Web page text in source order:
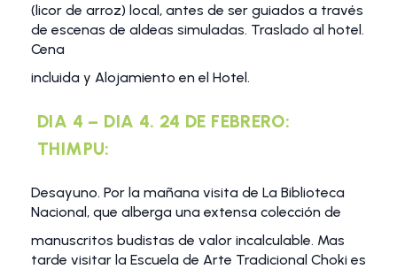
(licor de arroz) local, antes de ser guiados a través
de escenas de aldeas simuladas. Traslado al hotel.
Cena
incluida y Alojamiento en el Hotel.
DIA 4 – DIA 4. 24 DE FEBRERO:
THIMPU:
Desayuno. Por la mañana visita de La Biblioteca
Nacional, que alberga una extensa colección de
manuscritos budistas de valor incalculable. Mas
tarde visitar la Escuela de Arte Tradicional Choki es